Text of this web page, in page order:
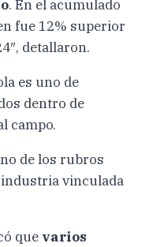
. En el acumulado
fue 12% superior
detallaron.
de los rubros
vinculada
que varios